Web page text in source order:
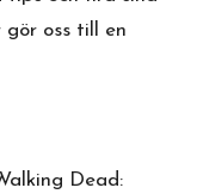
oss till en
Dead: